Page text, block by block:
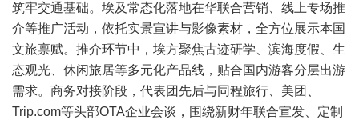
筑牢交通基础。埃及常态化落地在华联合营销、线上专场推
介等推广活动，依托实景宣讲与影像素材，全方位展示本国
文旅禀赋。推介环节中，埃方聚焦古迹研学、滨海度假、生
态观光、休闲旅居等多元化产品线，贴合国内游客分层出游
需求。商务对接阶段，代表团先后与同程旅行、美团、
Trip.com等头部OTA企业会谈，围绕新财年联合宣发、定制